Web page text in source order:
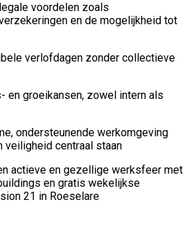
voordelen zoals
en de mogelijkheid tot
verlofdagen zonder collectieve
en groeikansen, zowel intern als
ondersteunende werkomgeving
veiligheid centraal staan
actieve en gezellige werksfeer met
en gratis wekelijkse
21 in Roeselare